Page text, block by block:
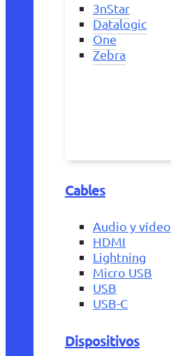
3nStar
Datalogic
One
Zebra
Cables
Audio y vídeo
HDMI
Lightning
Micro USB
USB
USB-C
Dispositivos